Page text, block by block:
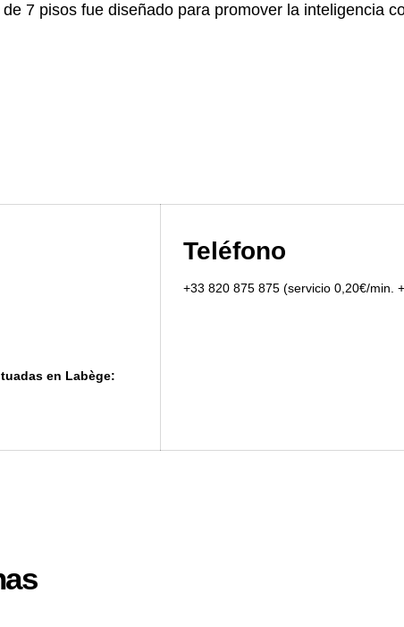
7 pisos fue diseñado para promover la inteligencia
en Labège:
Teléfono
+33 820 875 875 (servicio 0,20€/min.